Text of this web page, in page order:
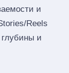
и
Reels
и